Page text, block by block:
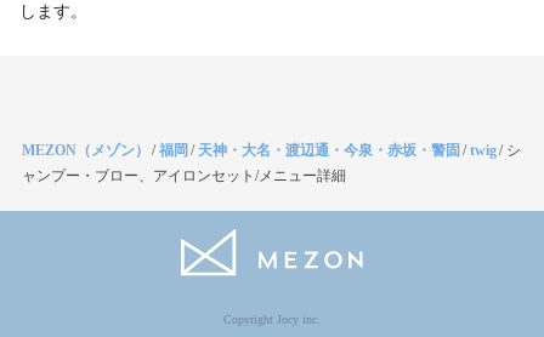
します。
MEZON（メゾン） /福岡 / 天神・大名・渡辺通・今泉・赤坂・警固 /twig/ シ
ャンプー・ブロー、アイロンセット/メニュー詳細
Copyright Jocy inc.